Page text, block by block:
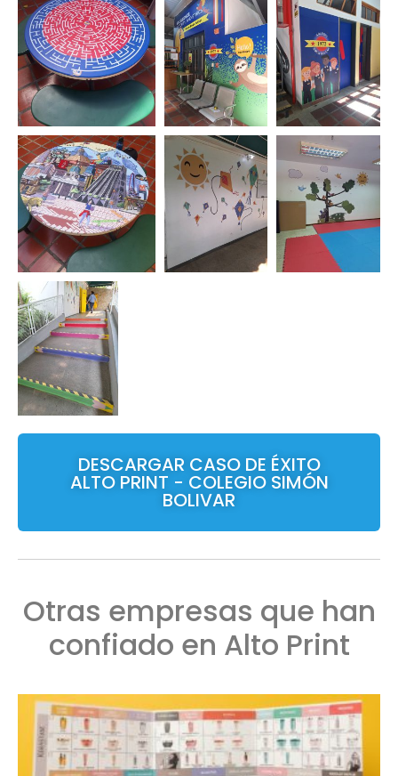
DESCARGAR CASO DE ÉXITO
ALTO PRINT - COLEGIO SIMÓN
BOLIVAR
Otras empresas que han
confiado en Alto Print